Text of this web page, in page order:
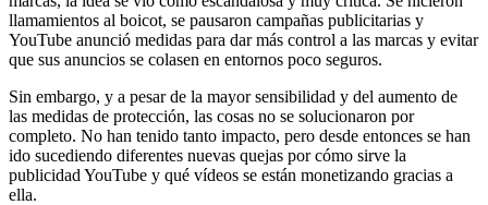
llamamientos al boicot, se pausaron campañas publicitarias y
YouTube anunció medidas para dar más control a las marcas y evitar
que sus anuncios se colasen en entornos poco seguros.
Sin embargo, y a pesar de la mayor sensibilidad y del aumento de
las medidas de protección, las cosas no se solucionaron por
completo. No han tenido tanto impacto, pero desde entonces se han
ido sucediendo diferentes nuevas quejas por cómo sirve la
publicidad YouTube y qué vídeos se están monetizando gracias a
ella.